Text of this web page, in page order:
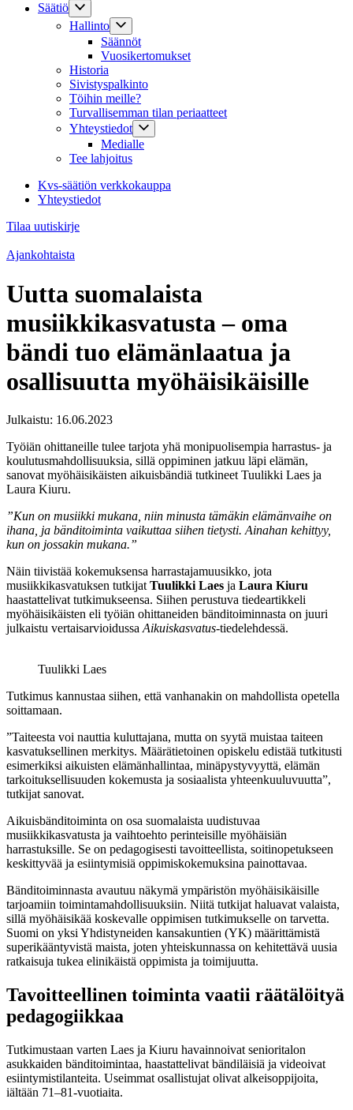
Säätiö
Hallinto
Säännöt
Vuosikertomukset
Historia
Sivistyspalkinto
Töihin meille?
Turvallisemman tilan periaatteet
Yhteystiedot
Medialle
Tee lahjoitus
Kvs-säätiön verkkokauppa
Yhteystiedot
Tilaa uutiskirje
Ajankohtaista
Uutta suomalaista
musiikkikasvatusta – oma
bändi tuo elämänlaatua ja
osallisuutta myöhäisikäisille
Julkaistu: 16.06.2023
Työiän ohittaneille tulee tarjota yhä monipuolisempia harrastus- ja
koulutusmahdollisuuksia, sillä oppiminen jatkuu läpi elämän,
sanovat myöhäisikäisten aikuisbändiä tutkineet Tuulikki Laes ja
Laura Kiuru.
”Kun on musiikki mukana, niin minusta tämäkin elämänvaihe on
ihana, ja bänditoiminta vaikuttaa siihen tietysti. Ainahan kehittyy,
kun on jossakin mukana.”
Näin tiivistää kokemuksensa harrastajamuusikko, jota
musiikkikasvatuksen tutkijat Tuulikki Laes ja Laura Kiuru
haastattelivat tutkimukseensa. Siihen perustuva tiedeartikkeli
myöhäisikäisten eli työiän ohittaneiden bänditoiminnasta on juuri
julkaistu vertaisarvioidussa Aikuiskasvatus-tiedelehdessä.
Tuulikki Laes
Tutkimus kannustaa siihen, että vanhanakin on mahdollista opetella
soittamaan.
”Taiteesta voi nauttia kuluttajana, mutta on syytä muistaa taiteen
kasvatuksellinen merkitys. Määrätietoinen opiskelu edistää tutkitusti
esimerkiksi aikuisten elämänhallintaa, minäpystyvyyttä, elämän
tarkoituksellisuuden kokemusta ja sosiaalista yhteenkuuluvuutta”,
tutkijat sanovat.
Aikuisbänditoiminta on osa suomalaista uudistuvaa
musiikkikasvatusta ja vaihtoehto perinteisille myöhäisiän
harrastuksille. Se on pedagogisesti tavoitteellista, soitinopetukseen
keskittyvää ja esiintymisiä oppimiskokemuksina painottavaa.
Bänditoiminnasta avautuu näkymä ympäristön myöhäisikäisille
tarjoamiin toimintamahdollisuuksiin. Niitä tutkijat haluavat valaista,
sillä myöhäisikää koskevalle oppimisen tutkimukselle on tarvetta.
Suomi on yksi Yhdistyneiden kansakuntien (YK) määrittämistä
superikääntyvistä maista, joten yhteiskunnassa on kehitettävä uusia
ratkaisuja tukea elinikäistä oppimista ja toimijuutta.
Tavoitteellinen toiminta vaatii räätälöityä
pedagogiikkaa
Tutkimustaan varten Laes ja Kiuru havainnoivat senioritalon
asukkaiden bänditoimintaa, haastattelivat bändiläisiä ja videoivat
esiintymistilanteita. Useimmat osallistujat olivat alkeisoppijoita,
iältään 71–81-vuotiaita.